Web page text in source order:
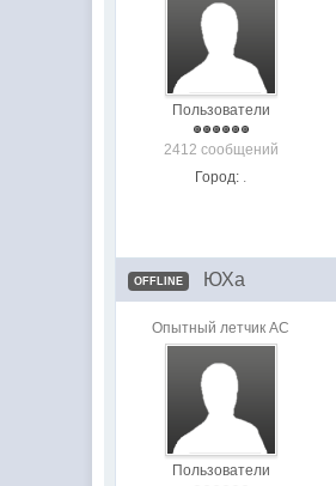
Пользователи
2412 сообщений
Город: .
OFFLINE ЮХа
Опытный летчик АС
Пользователи